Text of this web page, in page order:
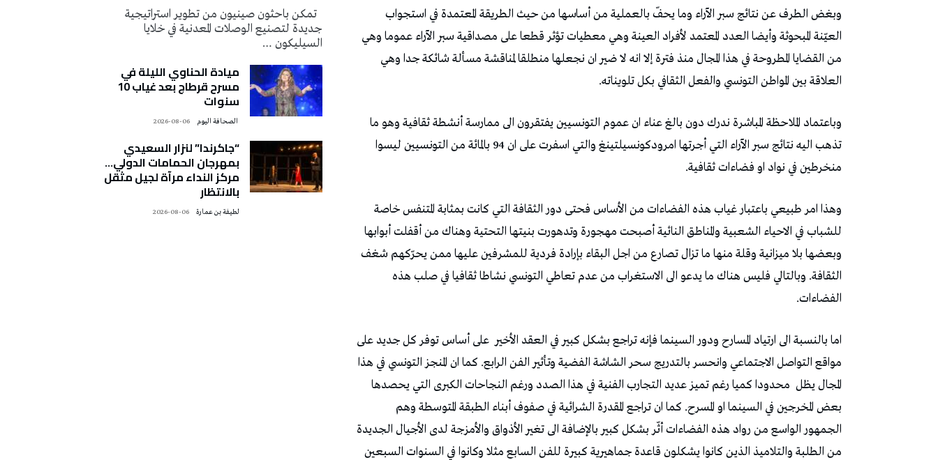
وبغض الطرف عن نتائج سبر الآراء وما يحفّ بالعملية من أساسها من حيث الطريقة المعتمدة في استجواب
العيّنة المبحوثة وأيضا العدد المعتمد لأفراد العينة وهي معطيات تؤثر قطعا على مصداقية سبر الآراء عموما وهي
من القضايا المطروحة في هذا المجال منذ فترة إلا انه لا ضير ان نجعلها منطلقا لمناقشة مسألة شائكة جدا وهي
العلاقة بين المواطن التونسي والفعل الثقافي بكل تلويناته.
وباعتماد الملاحظة المباشرة ندرك دون بالغ عناء ان عموم التونسيين يفتقرون الى ممارسة أنشطة ثقافية وهو ما
تذهب اليه نتائج سبر الآراء التي أجرتها امرودكونسيلتينغ والتي اسفرت على ان 94 بالمائة من التونسيين ليسوا
منخرطين في نواد او فضاءات ثقافية.
وهذا امر طبيعي باعتبار غياب هذه الفضاءات من الأساس فحتى دور الثقافة التي كانت بمثابة المتنفس خاصة
للشباب في الاحياء الشعبية والمناطق النائية أصبحت مهجورة وتدهورت بنيتها التحتية وهناك من أقفلت أبوابها
وبعضها بلا ميزانية وقلة منها ما تزال تصارع من اجل البقاء بإرادة فردية للمشرفين عليها ممن يحرّكهم شغف
الثقافة. وبالتالي فليس هناك ما يدعو الى الاستغراب من عدم تعاطي التونسي نشاطا ثقافيا في صلب هذه
الفضاءات.
اما بالنسبة الى ارتياد المسارح ودور السينما فإنه تراجع بشكل كبير في العقد الأخير على أساس توفر كل جديد على
مواقع التواصل الاجتماعي وانحسر بالتدريج سحر الشاشة الفضية وتأثير الفن الرابع. كما ان المنجز التونسي في هذا
المجال يظل محدودا كميا رغم تميز عديد التجارب الفنية في هذا الصدد ورغم النجاحات الكبرى التي يحصدها
بعض المخرجين في السينما او المسرح. كما ان تراجع المقدرة الشرائية في صفوف أبناء الطبقة المتوسطة وهم
الجمهور الواسع من رواد هذه الفضاءات أثّر بشكل كبير بالإضافة الى تغير الأذواق والأمزجة لدى الأجيال الجديدة
من الطلبة والتلاميذ الذين كانوا يشكلون قاعدة جماهيرية كبيرة للفن السابع مثلا وكانوا في السنوات السبعين
تمكن باحثون صينيون من تطوير استراتيجية
جديدة لتصنيع الوصلات المعدنية في خلايا
السيليكون …
ميادة الحناوي الليلة في
مسرح قرطاج بعد غياب 10
سنوات
2026-08-06
“جاكرندا” لنزار السعيدي
بمهرجان الحمامات الدولي…
مركز النداء مرآة لجيل مثقل
بالانتظار
لطيفة بن عمارة 2026-08-06